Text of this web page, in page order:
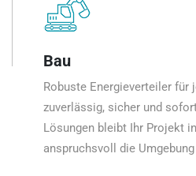
Bau
Robuste Energieverteiler für
zuverlässig, sicher und
Lösungen bleibt Ihr Projekt
anspruchsvoll die